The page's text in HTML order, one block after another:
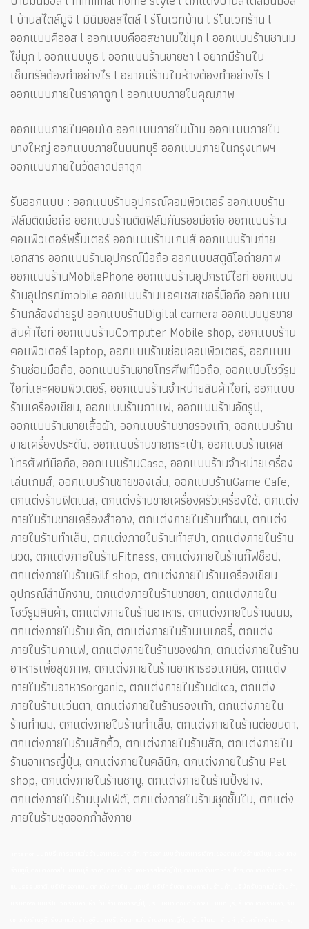
l บ้านสไตล์มูจิ l มินิมอลสไตล์ l รีโนเวทบ้าน l รีโนเวทร้าน l
ออกแบบคีออส l ออกแบบคีออสชานมไข่มุก l ออกแบบร้านชานม
ไข่มุก l ออกแบบบูธ l ออกแบบร้านขายชา l อยากมีร้านใน
เซ็นทรัลต้องทำอย่างไร l อยากมีร้านในห้างต้องทำอย่างไร l
ออกแบบภายในราคาถูก l ออกแบบภายในคุณภาพ
ออกแบบภายในคอนโด ออกแบบภายในบ้าน ออกแบบภายใน
บางใหญ่ ออกแบบภายในนนทบุรี ออกแบบภายในกรุงเทพฯ
ออกแบบภายในวัดลาดปลาดุก
รับออกแบบ : ออกแบบร้านอุปกรณ์คอมพิวเตอร์ ออกแบบร้าน
ฟิล์มติดมือถือ ออกแบบร้านติดฟิล์มกันรอยมือถือ ออกแบบร้าน
คอมพิวเตอร์พริ้นเตอร์ ออกแบบร้านเกมส์ ออกแบบร้านถ่าย
เอกสาร ออกแบบร้านอุปกรณ์มือถือ ออกแบบสตูดิโอถ่ายภาพ
ออกแบบร้านMobilePhone ออกแบบร้านอุปกรณ์ไอที ออกแบบ
ร้านอุปกรณ์mobile ออกแบบร้านแอคเซสเซอรี่มือถือ ออกแบบ
ร้านกล้องถ่ายรูป ออกแบบร้านDigital camera ออกแบบบูธขาย
สินค้าไอที ออกแบบร้านComputer Mobile shop, ออกแบบร้าน
คอมพิวเตอร์ laptop, ออกแบบร้านซ่อมคอมพิวเตอร์, ออกแบบ
ร้านซ่อมมือถือ, ออกแบบร้านขายโทรศัพท์มือถือ, ออกแบบโชว์รูม
ไอทีและคอมพิวเตอร์, ออกแบบร้านจำหน่ายสินค้าไอที, ออกแบบ
ร้านเครื่องเขียน, ออกแบบร้านกาแฟ, ออกแบบร้านอัดรูป,
ออกแบบร้านขายเสื้อผ้า, ออกแบบร้านขายรองเท้า, ออกแบบร้าน
ขายเครื่องประดับ, ออกแบบร้านขายกระเป๋า, ออกแบบร้านเคส
โทรศัพท์มือถือ, ออกแบบร้านCase, ออกแบบร้านจำหน่ายเครื่อง
เล่นเกมส์, ออกแบบร้านขายของเล่น, ออกแบบร้านGame Cafe,
ตกแต่งร้านฟิตเนส, ตกแต่งร้านขายเครื่องครัวเครื่องใช้, ตกแต่ง
ภายในร้านขายเครื่องสำอาง, ตกแต่งภายในร้านทำผม, ตกแต่ง
ภายในร้านทำเล็บ, ตกแต่งภายในร้านทำสปา, ตกแต่งภายในร้าน
นวด, ตกแต่งภายในร้านFitness, ตกแต่งภายในร้านกิ๊ฟช็อป,
ตกแต่งภายในร้านGilf shop, ตกแต่งภายในร้านเครื่องเขียน
อุปกรณ์สำนักงาน, ตกแต่งภายในร้านขายยา, ตกแต่งภายใน
โชว์รูมสินค้า, ตกแต่งภายในร้านอาหาร, ตกแต่งภายในร้านขนม,
ตกแต่งภายในร้านเค้ก, ตกแต่งภายในร้านเบเกอรี่, ตกแต่ง
ภายในร้านกาแฟ, ตกแต่งภายในร้านของฝาก, ตกแต่งภายในร้าน
อาหารเพื่อสุขภาพ, ตกแต่งภายในร้านอาหารออแกนิค, ตกแต่ง
ภายในร้านอาหารorganic, ตกแต่งภายในร้านdkca, ตกแต่ง
ภายในร้านแว่นตา, ตกแต่งภายในร้านรองเท้า, ตกแต่งภายใน
ร้านทำผม, ตกแต่งภายในร้านทำเล็บ, ตกแต่งภายในร้านต่อขนตา,
ตกแต่งภายในร้านสักคิ้ว, ตกแต่งภายในร้านสัก, ตกแต่งภายใน
ร้านอาหารญี่ปุ่น, ตกแต่งภายในคลินิก, ตกแต่งภายในร้าน Pet
shop, ตกแต่งภายในร้านชาบู, ตกแต่งภายในร้านปิ้งย่าง,
ตกแต่งภายในร้านบุฟเฟ่ต์, ตกแต่งภายในร้านชุดชั้นใน, ตกแต่ง
ภายในร้านชุดออกกำลังกาย